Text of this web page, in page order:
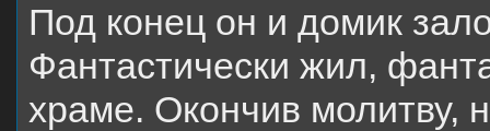
Под конец он и домик
Фантастически жил,
храме. Окончив молитву,